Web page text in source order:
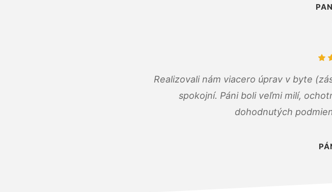
Realizovali nám viacero úprav v byte
spokojní. Páni boli veľmi milí,
dohodnutých